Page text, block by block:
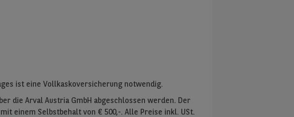
ist eine Vollkaskoversicherung notwendig.
die Arval Austria GmbH abgeschlossen werden. Der
einem Selbstbehalt von € 500,-. Alle Preise inkl. USt.